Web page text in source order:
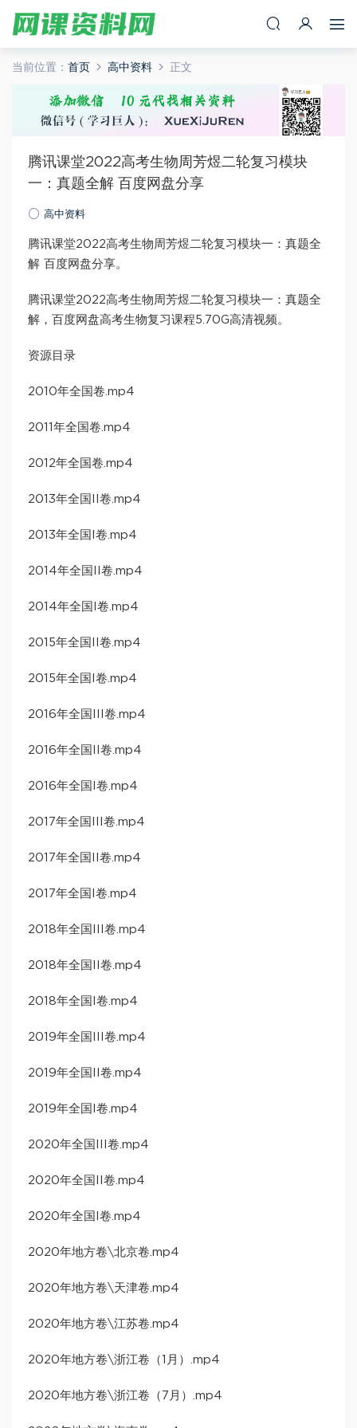
当前位置： 首页 高中资料 正文
腾讯课堂2022高考生物周芳煜二轮复习模块
一：真题全解 百度网盘分享
高中资料
腾讯课堂2022高考生物周芳煜二轮复习模块一：真题全
解 百度网盘分享。
腾讯课堂2022高考生物周芳煜二轮复习模块一：真题全
解，百度网盘高考生物复习课程5.70G高清视频。
资源目录
2010年全国卷.mp4
2011年全国卷.mp4
2012年全国卷.mp4
2013年全国II卷.mp4
2013年全国I卷.mp4
2014年全国II卷.mp4
2014年全国I卷.mp4
2015年全国II卷.mp4
2015年全国I卷.mp4
2016年全国III卷.mp4
2016年全国II卷.mp4
2016年全国I卷.mp4
2017年全国III卷.mp4
2017年全国II卷.mp4
2017年全国I卷.mp4
2018年全国III卷.mp4
2018年全国II卷.mp4
2018年全国I卷.mp4
2019年全国III卷.mp4
2019年全国II卷.mp4
2019年全国I卷.mp4
2020年全国III卷.mp4
2020年全国II卷.mp4
2020年全国I卷.mp4
2020年地方卷\北京卷.mp4
2020年地方卷\天津卷.mp4
2020年地方卷\江苏卷.mp4
2020年地方卷\浙江卷（1月）.mp4
2020年地方卷\浙江卷（7月）.mp4